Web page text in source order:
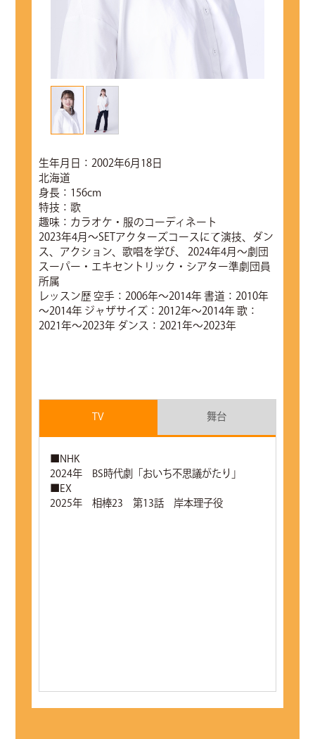
生年月日：2002年6月18日
北海道
身長：156cm
特技：歌
趣味：カラオケ・服のコーディネート
2023年4月～SETアクターズコースにて演技、ダン
ス、アクション、歌唱を学び、 2024年4月～劇団
スーパー・エキセントリック・シアター準劇団員
所属
レッスン歴 空手：2006年～2014年 書道：2010年
～2014年 ジャザサイズ：2012年～2014年 歌：
2021年～2023年 ダンス：2021年～2023年
TV 舞台
■NHK
2024年 BS時代劇「おいち不思議がたり」
■EX
2025年 相棒23 第13話 岸本理子役